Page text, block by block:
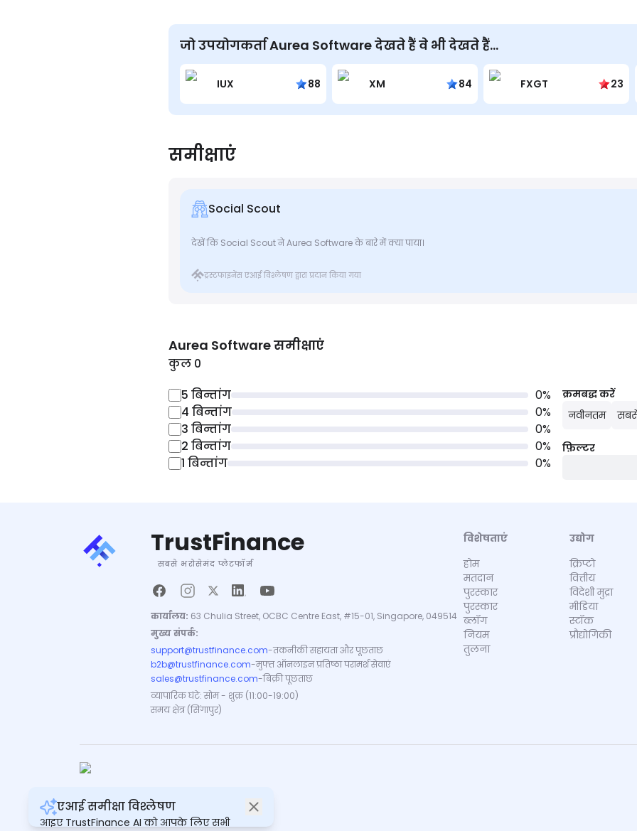
जो उपयोगकर्ता Aurea Software देखते हैं वे भी देखते हैं...
IUX 88 XM 84 FXGT 23
समीक्षाएं
Social Scout
देखें कि Social Scout ने Aurea Software के बारे में क्या पाया।
ट्रस्टफाइनेंस एआई विश्लेषण द्वारा प्रदान किया गया
Aurea Softwareसमीक्षाएं
कुल 0
5 बिन्तांग 0%
4 बिन्तांग 0%
3 बिन्तांग 0%
2 बिन्तांग 0%
1 बिन्तांग 0%
क्रमबद्ध करें
नवीनतम
सबसे
फ़िल्टर
एआई समीक्षा विश्लेषण
आइए TrustFinance AI को आपके लिए सभी
TrustFinance
सबसे भरोसेमंद प्लेटफॉर्म
कार्यालय: 63 Chulia Street, OCBC Centre East, #15-01, Singapore, 049514
मुख्य संपर्क:
support@trustfinance.com-तकनीकी सहायता और पूछताछ
b2b@trustfinance.com-मुफ्त ऑनलाइन प्रतिष्ठा परामर्श सेवाएं
sales@trustfinance.com-बिक्री पूछताछ
व्यापारिक घंटे: सोम - शुक्र (11:00-19:00)
समय क्षेत्र (सिंगापुर)
विशेषताएं
होम
मतदान
पुरस्कार
पुरस्कार
ब्लॉग
नियम
तुलना
उद्योग
क्रिप्टो
वित्तीय
विदेशी मुद्रा
मीडिया
स्टॉक
प्रौद्योगिकी
कॉपीराइट © TrustFinance 2026 | V.2.0